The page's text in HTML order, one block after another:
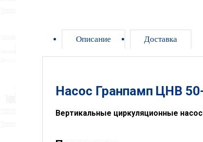
Описание Доставка
Насос Гранпамп ЦНВ
Вертикальные циркуляционные